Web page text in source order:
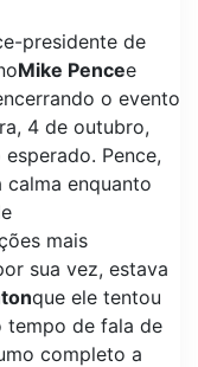
presidente de
Mike Pencee
o evento
4 de outubro,
Pence,
enquanto
mais
sua vez, estava
que ele tentou
tempo de fala de
completo a